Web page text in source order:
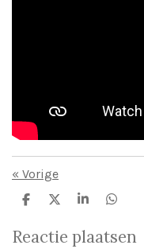
« Vorige
D
e
D
e
l
S
a
r
D
e
Reactie plaatsen